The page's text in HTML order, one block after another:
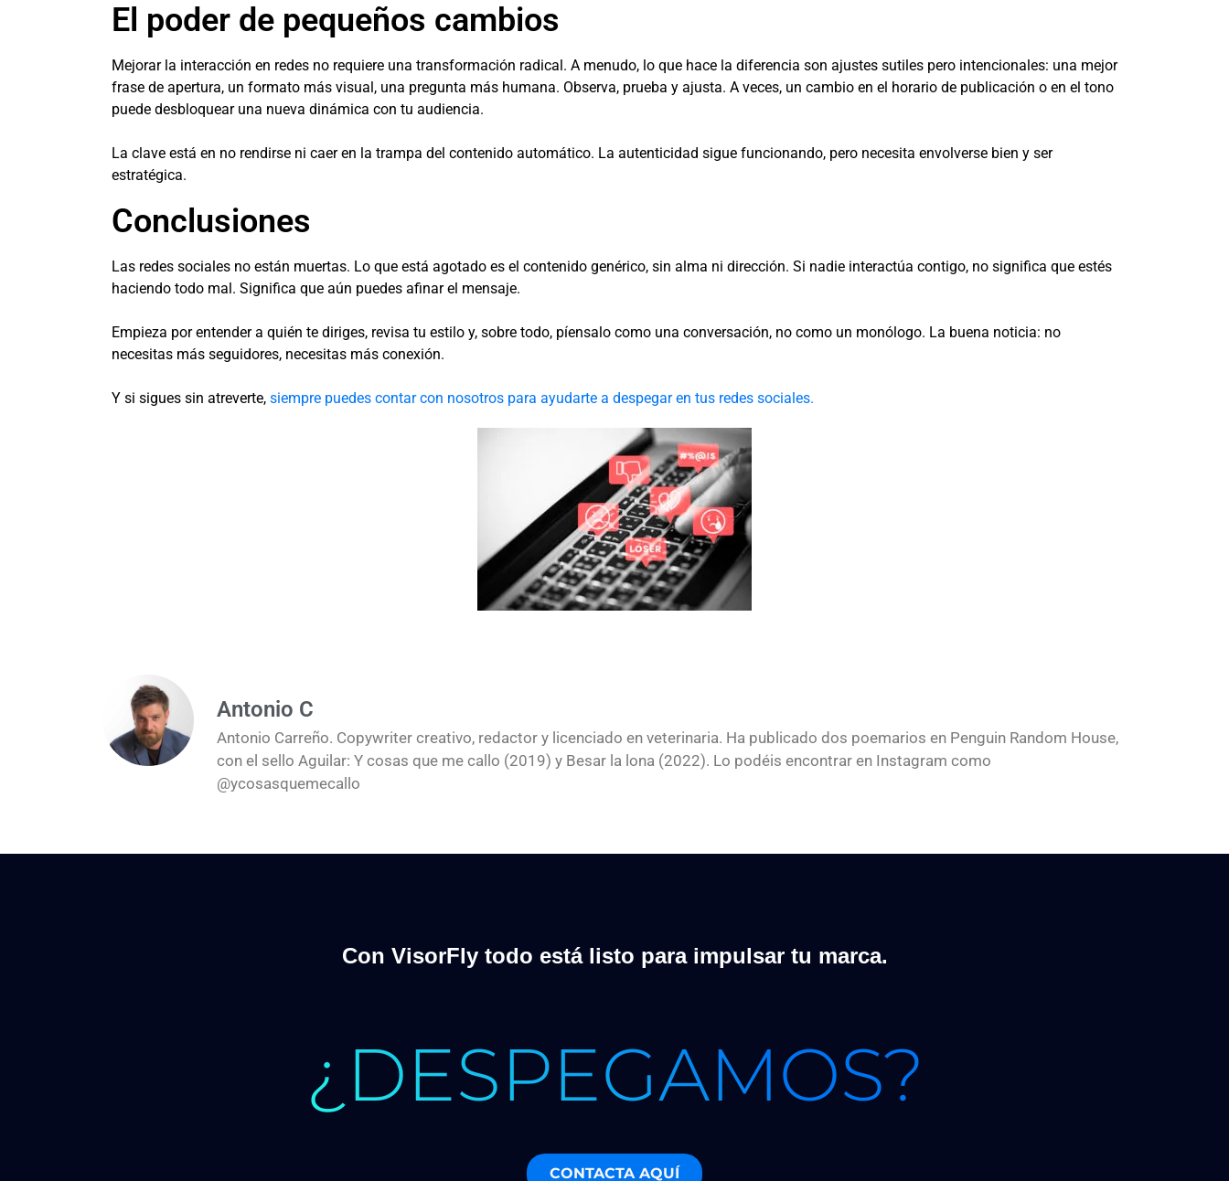
El poder de pequeños cambios
Mejorar la interacción en redes no requiere una transformación radical. A menudo, lo que hace la diferencia son ajustes sutiles pero intencionales: una mejor
frase de apertura, un formato más visual, una pregunta más humana. Observa, prueba y ajusta. A veces, un cambio en el horario de publicación o en el tono
puede desbloquear una nueva dinámica con tu audiencia.
La clave está en no rendirse ni caer en la trampa del contenido automático. La autenticidad sigue funcionando, pero necesita envolverse bien y ser
estratégica.
Conclusiones
Las redes sociales no están muertas. Lo que está agotado es el contenido genérico, sin alma ni dirección. Si nadie interactúa contigo, no significa que estés
haciendo todo mal. Significa que aún puedes afinar el mensaje.
Empieza por entender a quién te diriges, revisa tu estilo y, sobre todo, píensalo como una conversación, no como un monólogo. La buena noticia: no
necesitas más seguidores, necesitas más conexión.
Y si sigues sin atreverte, siempre puedes contar con nosotros para ayudarte a despegar en tus redes sociales.
Antonio C
Antonio Carreño. Copywriter creativo, redactor y licenciado en veterinaria. Ha publicado dos poemarios en Penguin Random House,
con el sello Aguilar: Y cosas que me callo (2019) y Besar la lona (2022). Lo podéis encontrar en Instagram como
@ycosasquemecallo
Con VisorFly todo está listo para impulsar tu marca.
¿DESPEGAMOS?
CONTACTA AQUÍ